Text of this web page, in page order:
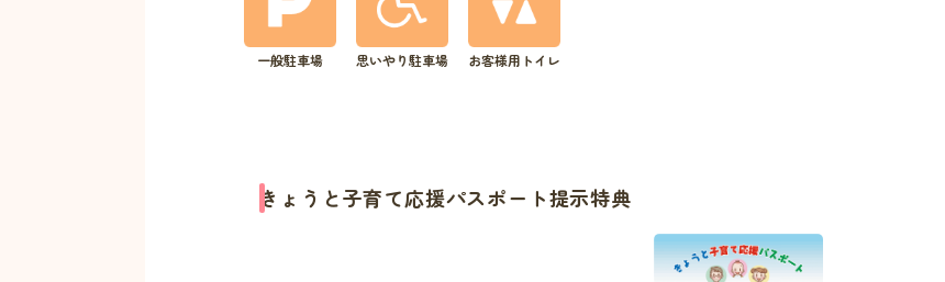
一般駐車場 思いやり駐車場 お客様用トイレ
きょうと子育て応援パスポート提示特典